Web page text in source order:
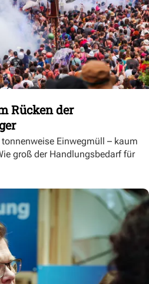
Rücken der
Einwegmüll – kaum
groß der Handlungsbedarf für